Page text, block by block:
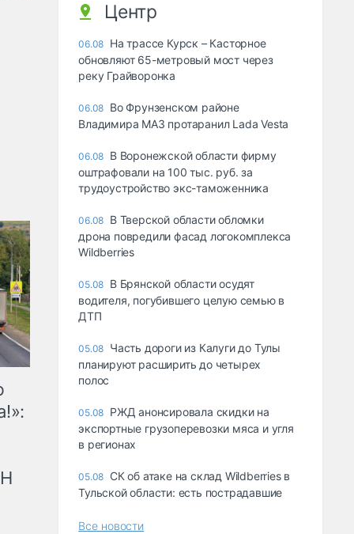
Центр
06.08 На трассе Курск – Касторное
обновляют 65-метровый мост через
реку Грайворонка
06.08 Во Фрунзенском районе
Владимира МАЗ протаранил Lada Vesta
06.08 В Воронежской области фирму
оштрафовали на 100 тыс. руб. за
трудоустройство экс-таможенника
06.08 В Тверской области обломки
дрона повредили фасад логокомплекса
Wildberries
05.08 В Брянской области осудят
водителя, погубившего целую семью в
ДТП
05.08 Часть дороги из Калуги до Тулы
планируют расширить до четырех
полос
05.08 РЖД анонсировала скидки на
экспортные грузоперевозки мяса и угля
в регионах
05.08 СК об атаке на склад Wildberries в
Тульской области: есть пострадавшие
Все новости